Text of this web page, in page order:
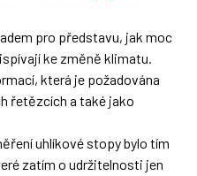
pro představu, jak moc
ke změně klimatu.
která je požadována
řetězcích a také jako
uhlíkové stopy bylo tím
zatím o udržitelnosti jen